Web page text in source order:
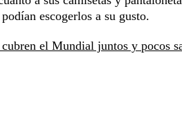
escogerlos a su gusto.
el Mundial juntos y pocos